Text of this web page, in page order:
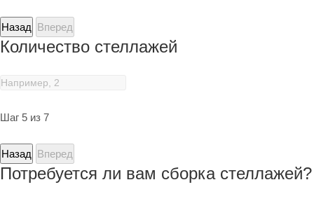
Назад Вперед
Количество стеллажей
Шаг 5 из 7
Назад Вперед
Потребуется ли вам сборка стеллажей?